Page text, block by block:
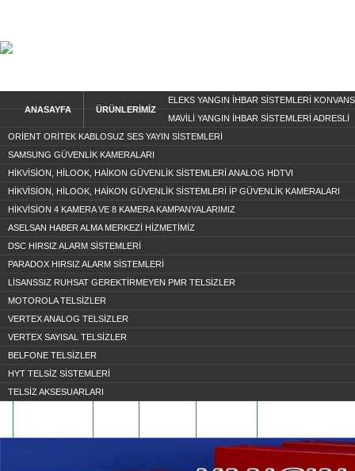
ANASAYFA ÜRÜNLERİMİZ
ELEKS YANGIN İHBAR SİSTEMLERİ
MAVİLİ YANGIN İHBAR SİSTEMLERİ ADRESLİ
ORİENT ORİTEK KABLOSUZ SES YAYIN SİSTEMLERİ
SAMSUNG GÜVENLİK KAMERALARI
HİKVİSİON, HİLOOK, HAİKON GÜVENLİK SİSTEMLERİ ANALOG HDTVI
HİKVİSİON, HİLOOK, HAİKON GÜVENLİK SİSTEMLERİ İP GÜVENLİK KAMERALARI
HİKVİSİON 4 KAMERA VE 8 KAMERA KAMPANYALARIMIZ
ASELSAN HABER ALMA MERKEZİ HİZMETİMİZ
DSC HIRSIZ ALARM SİSTEMLERİ
PARADOX HIRSIZ ALARM SİSTEMLERİ
LİSANSSIZ RUHSAT GEREKTİRMEYEN PMR TELSİZLER
MOTOROLA TELSİZLER
VERTEX ANALOG TELSİZLER
VERTEX SAYISAL TELSİZLER
BELFONE TELSİZLER
HYT TELSİZ SİSTEMLERİ
TELSİZ AKSESUARLARI